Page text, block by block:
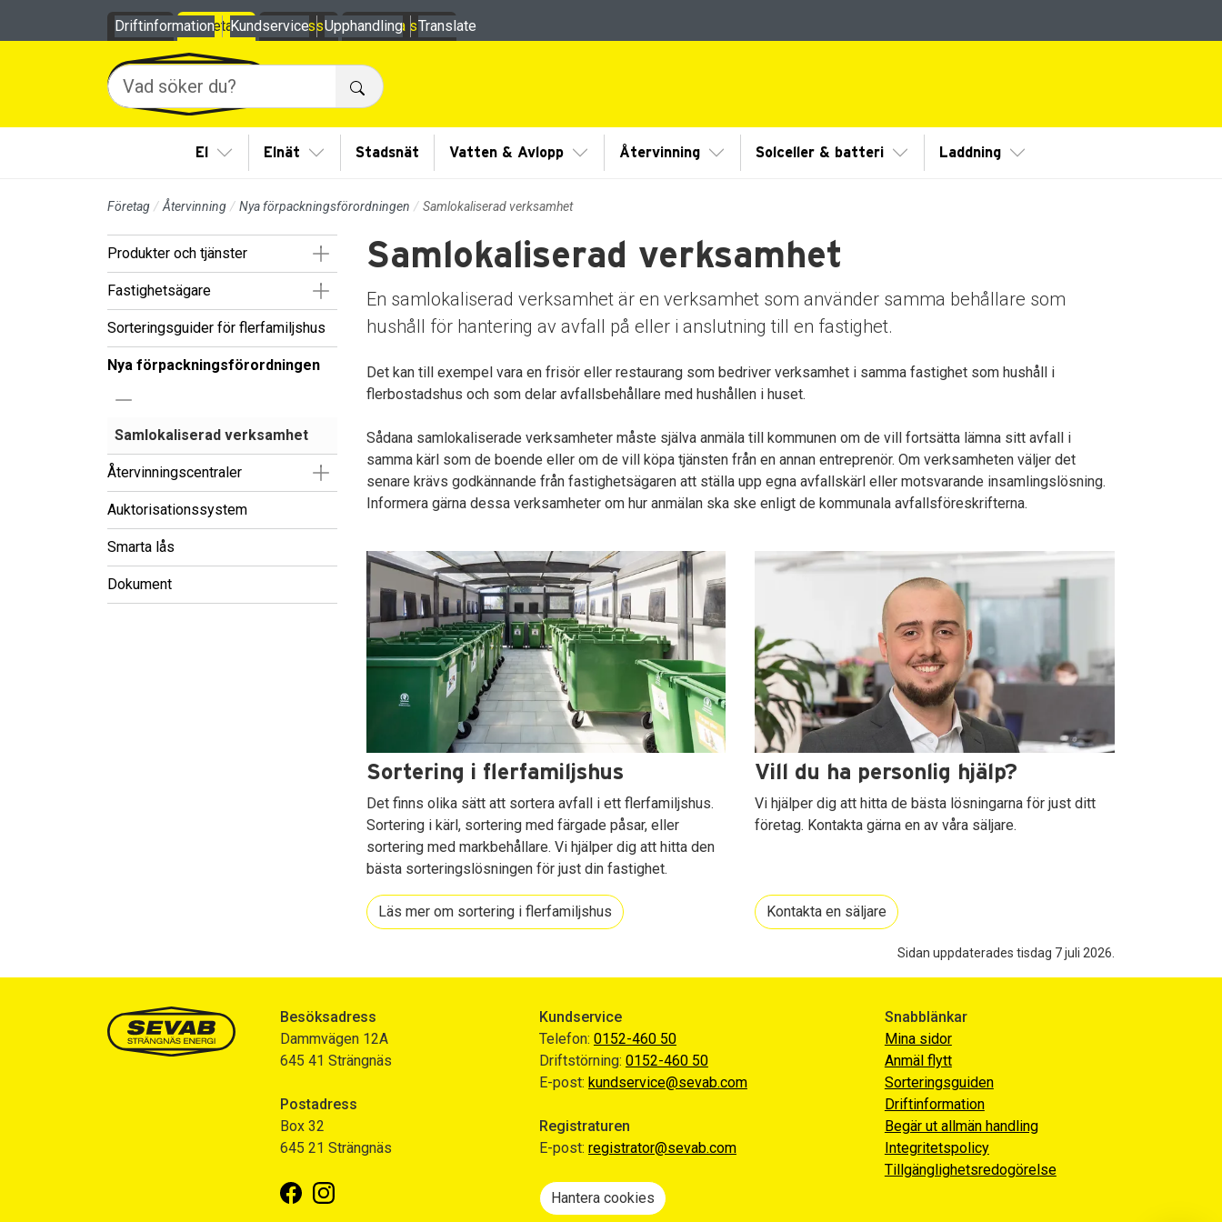
Till sidans huvudinnehåll
Privat
Företag Om oss Mina sidor
Sök
El Visa/Göm undermeny
Elnät Visa/Göm undermeny
Stadsnät Vatten & Avlopp Visa/Göm undermeny
Återvinning Visa/Göm undermeny
Solceller & batteri Visa/Göm undermeny
Laddning Visa/Göm undermeny
Driftinformation Kundservice Upphandling Translate
Företag Återvinning Nya förpackningsförordningen Samlokaliserad verksamhet
Produkter och tjänster Visa/Göm undermeny
Fastighetsägare Visa/Göm undermeny
Sorteringsguider för flerfamiljshus
Nya förpackningsförordningen
Visa/Göm undermeny
Samlokaliserad verksamhet
Återvinningscentraler Visa/Göm undermeny
Auktorisationssystem
Smarta lås
Dokument
Samlokaliserad verksamhet
En samlokaliserad verksamhet är en verksamhet som använder samma behållare som
hushåll för hantering av avfall på eller i anslutning till en fastighet.
Det kan till exempel vara en frisör eller restaurang som bedriver verksamhet i samma fastighet som hushåll i
flerbostadshus och som delar avfallsbehållare med hushållen i huset.
Sådana samlokaliserade verksamheter måste själva anmäla till kommunen om de vill fortsätta lämna sitt avfall i
samma kärl som de boende eller om de vill köpa tjänsten från en annan entreprenör. Om verksamheten väljer det
senare krävs godkännande från fastighetsägaren att ställa upp egna avfallskärl eller motsvarande insamlingslösning.
Informera gärna dessa verksamheter om hur anmälan ska ske enligt de kommunala avfallsföreskrifterna.
Sortering i flerfamiljshus
Det finns olika sätt att sortera avfall i ett flerfamiljshus.
Sortering i kärl, sortering med färgade påsar, eller
sortering med markbehållare. Vi hjälper dig att hitta den
bästa sorteringslösningen för just din fastighet.
Läs mer om sortering i flerfamiljshus
Vill du ha personlig hjälp?
Vi hjälper dig att hitta de bästa lösningarna för just ditt
företag. Kontakta gärna en av våra säljare.
Kontakta en säljare
Sidan uppdaterades tisdag 7 juli 2026.
Besöksadress
Dammvägen 12A
645 41 Strängnäs
Postadress
Box 32
645 21 Strängnäs
FacebookInstagram
Kundservice
Telefon: 0152-460 50
Driftstörning: 0152-460 50
E-post: kundservice@sevab.com
Registraturen
E-post: registrator@sevab.com
Hantera cookies
Snabblänkar
Mina sidor
Anmäl flytt
Sorteringsguiden
Driftinformation
Begär ut allmän handling
Integritetspolicy
Tillgänglighetsredogörelse